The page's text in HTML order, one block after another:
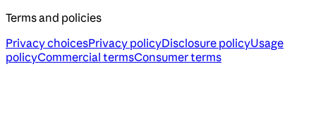
Terms and policies
Privacy choicesPrivacy policyDisclosure policyUsage
policyCommercial termsConsumer terms